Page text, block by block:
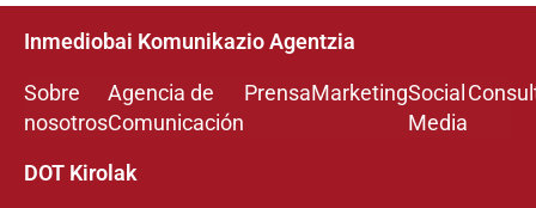
Inmediobai Komunikazio Agentzia
Sobre
nosotros
Agencia de
Comunicación
PrensaMarketingSocial
Media
DOT Kirolak